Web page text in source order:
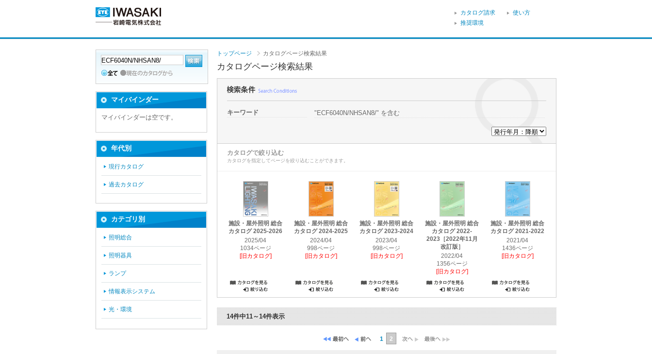
カタログ請求
使い方
推奨環境
トップページ カタログページ検索結果
カタログページ検索結果
キーワード "ECF6040N/NHSAN8/" を含む
カタログで絞り込む
カタログを指定してページを絞り込むことができます。
施設・屋外照明 総合
カタログ 2025-2026
2025/04
1034ページ
[旧カタログ]
施設・屋外照明 総合
カタログ 2024-2025
2024/04
998ページ
[旧カタログ]
施設・屋外照明 総合
カタログ 2023-2024
2023/04
998ページ
[旧カタログ]
施設・屋外照明 総合
カタログ 2022-
2023［2022年11月
改訂版］
2022/04
1356ページ
[旧カタログ]
施設・屋外照明 総合
カタログ 2021-2022
2021/04
1436ページ
[旧カタログ]
14件中11～14件表示
1 2
マイバインダー
マイバインダーは空です。
年代別
現行カタログ
過去カタログ
カテゴリ別
照明総合
照明器具
ランプ
情報表示システム
光・環境